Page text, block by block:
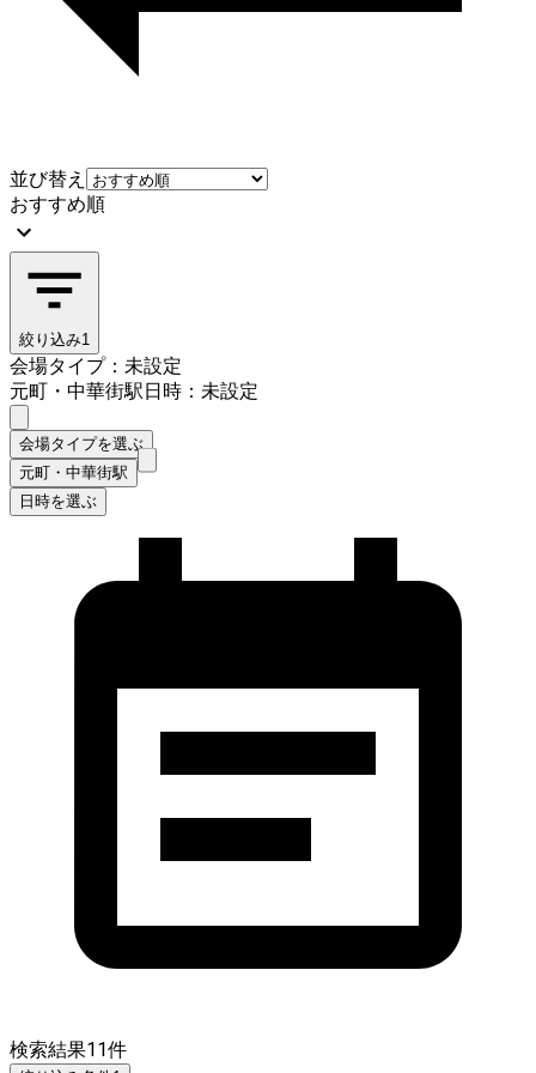
並び替え
おすすめ順
絞り込み1
会場タイプ：未設定
元町・中華街駅日時：未設定
会場タイプを選ぶ
元町・中華街駅
日時を選ぶ
検索結果11件